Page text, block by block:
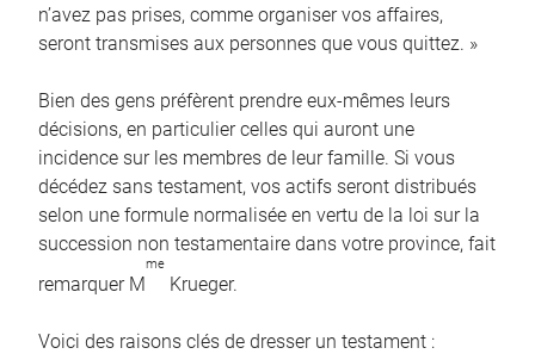
n’avez pas prises, comme organiser vos affaires,
seront transmises aux personnes que vous quittez. »
Bien des gens préfèrent prendre eux-mêmes leurs
décisions, en particulier celles qui auront une
incidence sur les membres de leur famille. Si vous
décédez sans testament, vos actifs seront distribués
selon une formule normalisée en vertu de la loi sur la
succession non testamentaire dans votre province, fait
remarquer M
me
Krueger.
Voici des raisons clés de dresser un testament :